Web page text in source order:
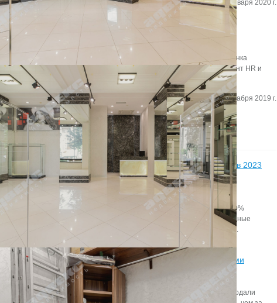
Автор: Мирзакаримова Камила Дата:28 января 2020 г.
Что увеличивает годовую прибыль компании на 26%?
О том,как офис становится инструментом маркетинга, игроки рынка
недвижимости говорили в рамках дискуссии «Офис как инструмент HR и
маркетинга».
Редактор сайта Дата:17 декабря 2019 г.
Новости
11
декабря
Более 50% занятых офисов в Петербурге в 2023
году пришлось на IT-арендаторов
Локальные IT-компании, как правило, выбирают
помещения в бизнес-центрах класса В (более 90%
арендованных площадей), тогда как международные
игроки отдавали предпочтение офисам класса А.
8
декабря
Продажи российских активов иностранными
собственниками увеличились в 2,8 раз
По итогам 2023 г. иностранные собственники продали